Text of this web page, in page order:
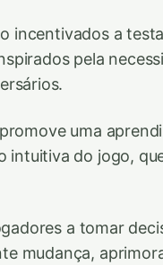
incentivados a
pela
uma
intuitiva do jogo,
a tomar
mudança,